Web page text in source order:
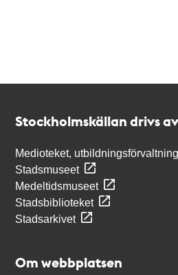
Stockholmskällan drivs av
Medioteket,
Stadsmuseet
Medeltidsmuseet
Stadsbiblioteket
Stadsarkivet
Om webbplatsen